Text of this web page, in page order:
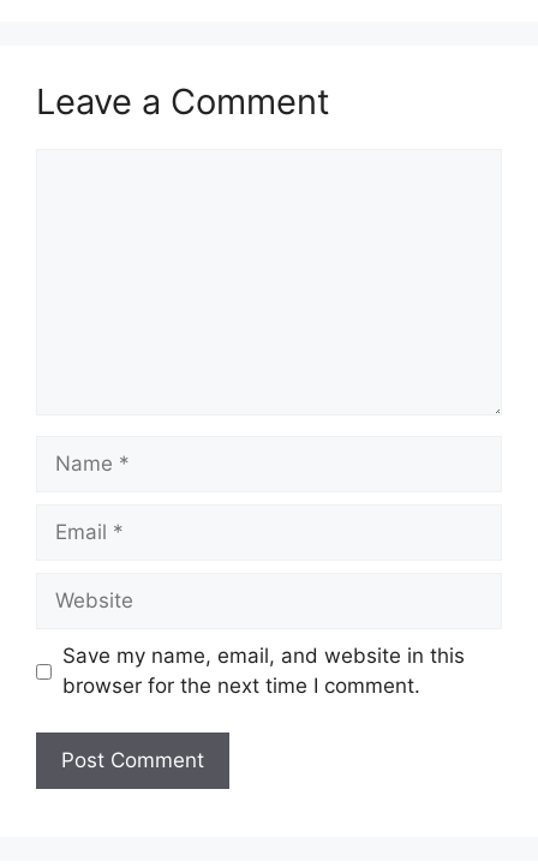
Leave a Comment
Name
Email
Website
Save my name, email, and website in this
browser for the next time I comment.